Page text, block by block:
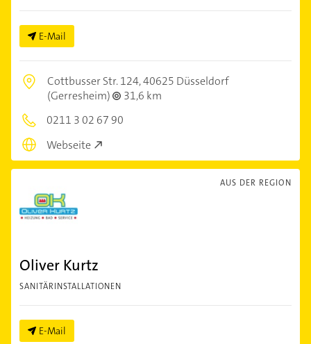
E-Mail
Cottbusser Str. 124,40625 Düsseldorf
(Gerresheim)
31,6 km
0211 3 02 67 90
Webseite
AUS DER REGION
Oliver Kurtz
SANITÄRINSTALLATIONEN
E-Mail